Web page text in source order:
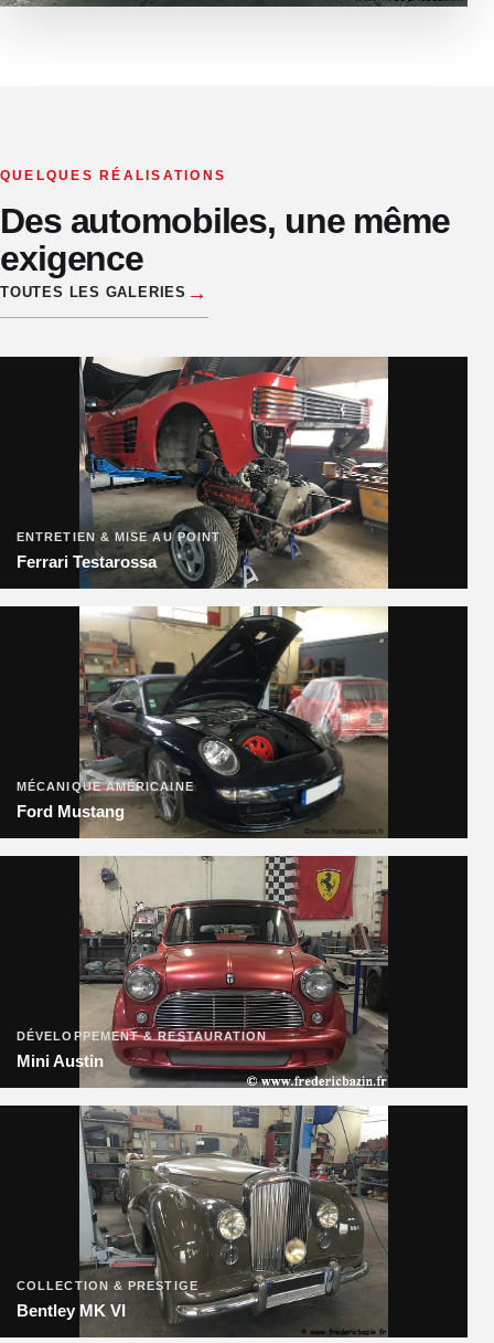
QUELQUES RÉALISATIONS
Des automobiles, une même
exigence
TOUTES LES GALERIES →
ENTRETIEN & MISE AU POINT
Ferrari Testarossa
MÉCANIQUE AMÉRICAINE
Ford Mustang
DÉVELOPPEMENT & RESTAURATION
Mini Austin
COLLECTION & PRESTIGE
Bentley MK VI